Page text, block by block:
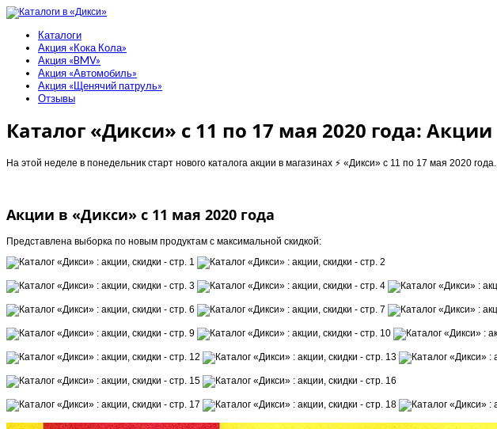
Каталоги
Акция «Кока Кола»
Акция «BMV»
Акция «Автомобиль»
Акция «Щенячий патруль»
Отзывы
Каталог «Дикси» с 11 по 17 мая 2020 года: Акции
На этой неделе в понедельник старт нового каталога акции в магазинах ⚡️ «Дикси» с 11 по 17 мая 2020 года.
Акции в «Дикси» с 11 мая 2020 года
Представлена выборка по новым продуктам с максимальной скидкой: